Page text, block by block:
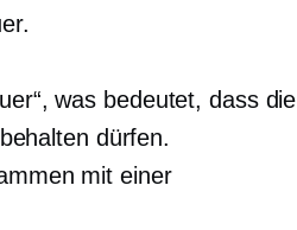
was bedeutet, dass die
dürfen.
mit einer